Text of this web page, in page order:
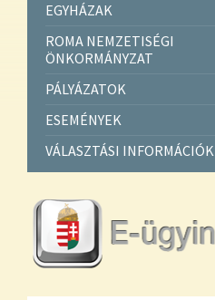
EGYHÁZAK
ROMA NEMZETISÉGI
ÖNKORMÁNYZAT
PÁLYÁZATOK
ESEMÉNYEK
VÁLASZTÁSI INFORMÁCIÓK